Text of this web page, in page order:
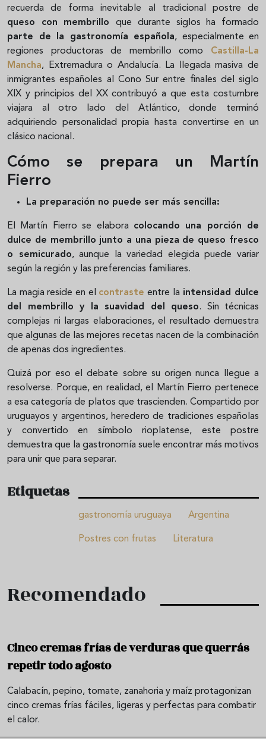
recuerda de forma inevitable al tradicional postre de
queso con membrilloque durante siglos ha formado
parte de la gastronomía española, especialmente en
regiones productoras de membrillo como Castilla-La
Mancha, Extremadura o Andalucía. La llegada masiva de
inmigrantes españoles al Cono Sur entre finales del siglo
XIX y principios del XX contribuyó a que esta costumbre
viajara al otro lado del Atlántico, donde terminó
adquiriendo personalidad propia hasta convertirse en un
clásico nacional.
Cómo se prepara un Martín
Fierro
La preparación no puede ser más sencilla:
El Martín Fierro se elabora colocando una porción de
dulce de membrillo junto a una pieza de queso fresco
o semicurado, aunque la variedad elegida puede variar
según la región y las preferencias familiares.
La magia reside en el contraste entre laintensidad dulce
del membrillo y la suavidad del queso. Sin técnicas
complejas ni largas elaboraciones, el resultado demuestra
que algunas de las mejores recetas nacen de la combinación
de apenas dos ingredientes.
Quizá por eso el debate sobre su origen nunca llegue a
resolverse. Porque, en realidad, el Martín Fierro pertenece
a esa categoría de platos que trascienden. Compartido por
uruguayos y argentinos, heredero de tradiciones españolas
y convertido en símbolo rioplatense, este postre
demuestra que la gastronomía suele encontrar más motivos
para unir que para separar.
Etiquetas
gastronomía uruguaya Argentina
Postres con frutas Literatura
Recomendado
Cinco cremas frías de verduras que querrás
repetir todo agosto
Calabacín, pepino, tomate, zanahoria y maíz protagonizan
cinco cremas frías fáciles, ligeras y perfectas para combatir
el calor.